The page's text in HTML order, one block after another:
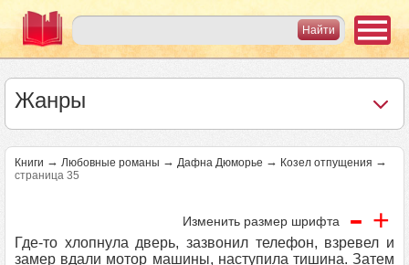
Жанры
Книги → Любовные романы → Дафна Дюморье → Козел отпущения →
страница 35
Изменить размер шрифта - +
Где-то хлопнула дверь, зазвонил телефон, взревел и
замер вдали мотор машины, наступила тишина. Затем